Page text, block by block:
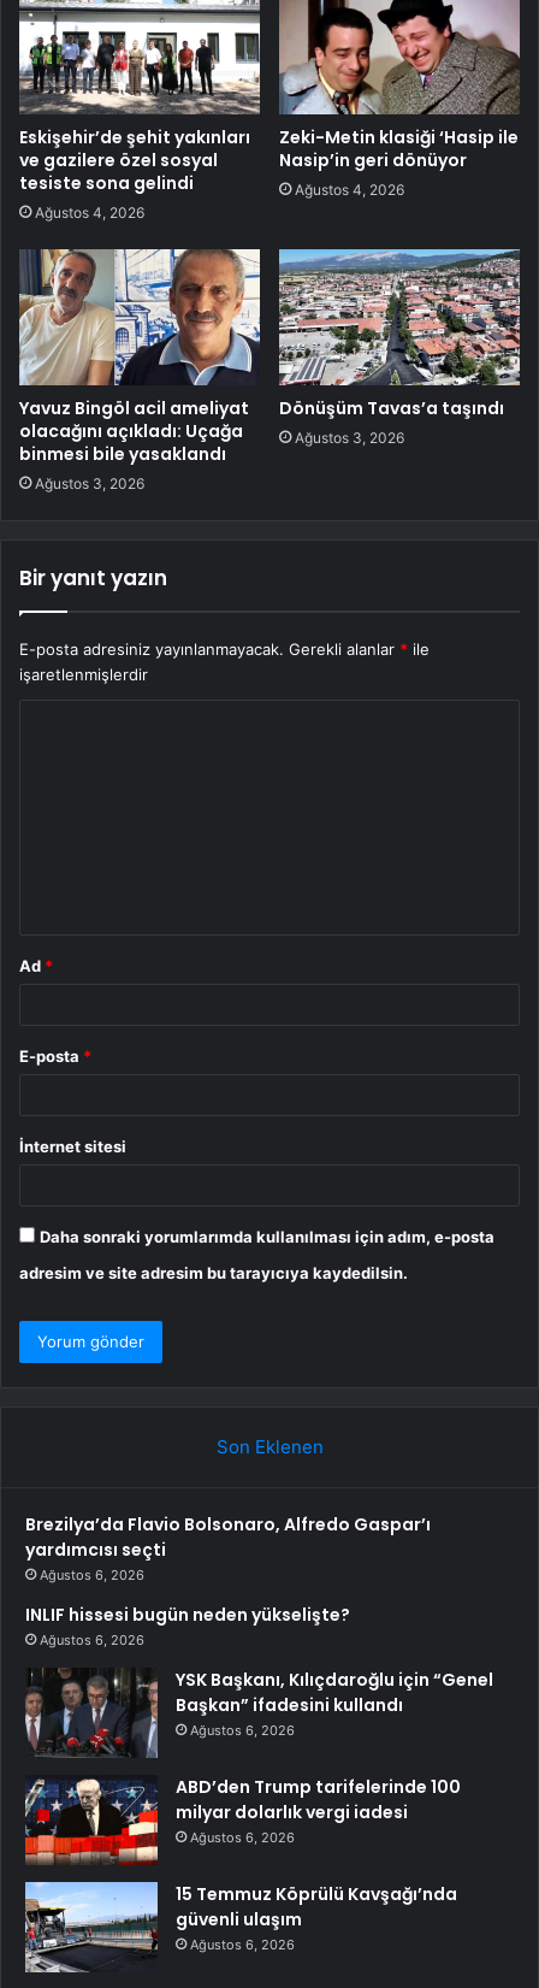
Eskişehir’de şehit yakınları
ve gazilere özel sosyal
tesiste sona gelindi
Ağustos 4, 2026
Zeki-Metin klasiği ‘Hasip ile
Nasip’in geri dönüyor
Ağustos 4, 2026
Yavuz Bingöl acil ameliyat
olacağını açıkladı: Uçağa
binmesi bile yasaklandı
Ağustos 3, 2026
Dönüşüm Tavas’a taşındı
Ağustos 3, 2026
Bir yanıt yazın
E-posta adresiniz yayınlanmayacak. Gerekli alanlar * ile
işaretlenmişlerdir
Ad *
E-posta *
İnternet sitesi
Daha sonraki yorumlarımda kullanılması için adım, e-posta
adresim ve site adresim bu tarayıcıya kaydedilsin.
Son Eklenen
Brezilya’da Flavio Bolsonaro, Alfredo Gaspar’ı
yardımcısı seçti
Ağustos 6, 2026
INLIF hissesi bugün neden yükselişte?
Ağustos 6, 2026
YSK Başkanı, Kılıçdaroğlu için “Genel
Başkan” ifadesini kullandı
Ağustos 6, 2026
ABD’den Trump tarifelerinde 100
milyar dolarlık vergi iadesi
Ağustos 6, 2026
15 Temmuz Köprülü Kavşağı’nda
güvenli ulaşım
Ağustos 6, 2026